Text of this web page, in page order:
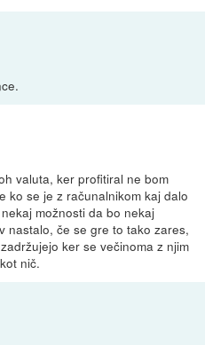
valuta, ker profitiral ne bom
ko se je z računalnikom kaj dalo
možnosti da bo nekaj
nastalo, če se gre to tako zares,
ker se večinoma z njim
nič.